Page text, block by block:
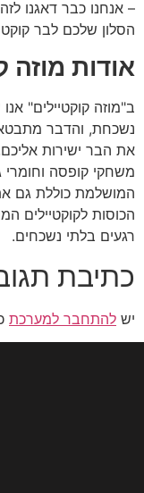
– אנחנו כבר דאגנו
הסלון שלכם לבר
אודות מוזה
ב"מוזה קוקטיילים"
נשכחת, והדבר
את הבר ישירות
משחקי קופסה וחומרי
המושלמת כוללת גם
הכוסות לקוקטיילים
רגעים בלתי נשכחים.
כתיבת
יש להתחבר למערכת